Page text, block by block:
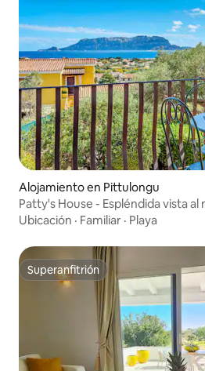
Alojamiento en Pittulongu
Patty's House - Espléndida vista
Ubicación · Familiar · Playa
Superanfitrión
Superanfitrión